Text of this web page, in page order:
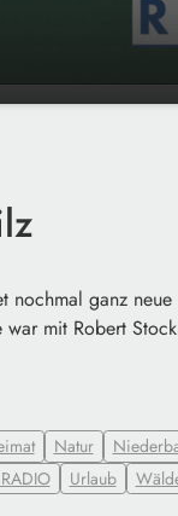
ganz
mit Robert
Natur
Urlaub